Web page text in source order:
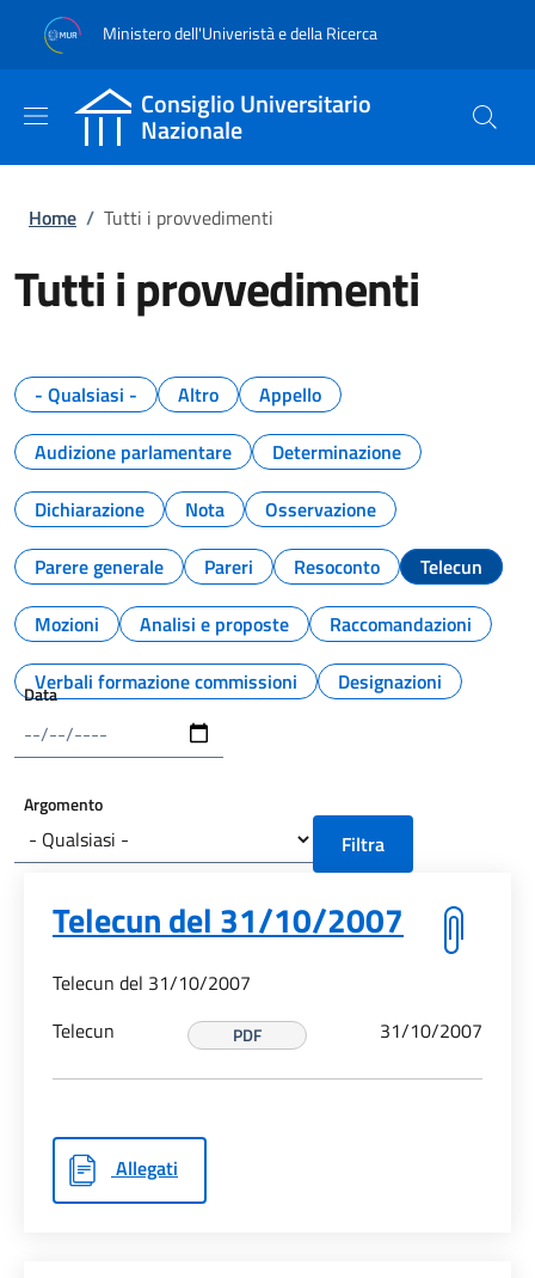
al contenuto principale
to footer content
Ministero dell'Univeristà e della Ricerca
Consiglio Universitario
Nazionale
Briciole di pane
Home / Tutti i provvedimenti
Tutti i provvedimenti
- Qualsiasi - Altro
Appello
Audizione parlamentare
Determinazione
Dichiarazione
Nota
Osservazione
Parere generale
Pareri Resoconto
Telecun
Mozioni
Analisi e proposte
Raccomandazioni
Verbali formazione commissioni
Designazioni
Data
Argomento
Telecun del 31/10/2007
Telecun del 31/10/2007
Telecun
PDF 31/10/2007
Allegati